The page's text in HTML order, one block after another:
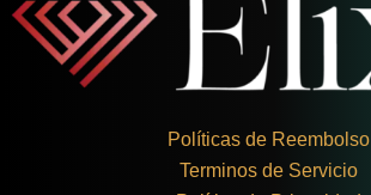
Políticas de Reembolso
Terminos de Servicio